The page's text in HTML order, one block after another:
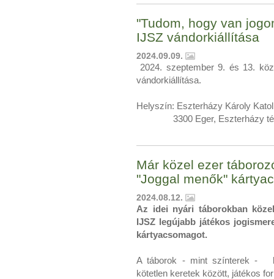
"Tudom, hogy van
IJSZ vándorkiállítása
2024.09.09.
2024. szeptember 9. és 13.
vándorkiállítása.
Helyszín: Eszterházy Károly
3300 Eger, Eszterházy
Már közel ezer
"Joggal menők"
2024.08.12.
Az idei nyári táborokban
IJSZ legújabb játékos
kártyacsomagot.
A táborok - mint színterek -
kötetlen keretek között, játékos